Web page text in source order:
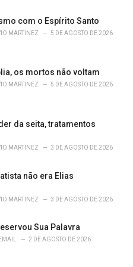
com o Espírito Santo
MARTINEZ 5 DE AGOSTO DE 2026
os mortos não voltam
MARTINEZ 5 DE AGOSTO DE 2026
da seita, tratamentos
MARTINEZ 3 DE AGOSTO DE 2026
não era Elias
MARTINEZ 3 DE AGOSTO DE 2026
Sua Palavra
2 DE AGOSTO DE 2026